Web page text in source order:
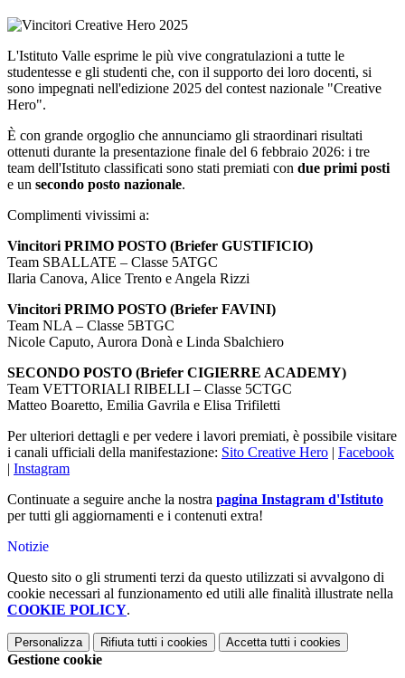
L'Istituto Valle esprime le più vive congratulazioni a tutte le
studentesse e gli studenti che, con il supporto dei loro docenti, si
sono impegnati nell'edizione 2025 del contest nazionale "Creative
Hero".
È con grande orgoglio che annunciamo gli straordinari risultati
ottenuti durante la presentazione finale del 6 febbraio 2026: i tre
team dell'Istituto classificati sono stati premiati con due primi posti
e un secondo posto nazionale.
Complimenti vivissimi a:
Vincitori PRIMO POSTO (Briefer GUSTIFICIO)
Team SBALLATE – Classe 5ATGC
Ilaria Canova, Alice Trento e Angela Rizzi
Vincitori PRIMO POSTO (Briefer FAVINI)
Team NLA – Classe 5BTGC
Nicole Caputo, Aurora Donà e Linda Sbalchiero
SECONDO POSTO (Briefer CIGIERRE ACADEMY)
Team VETTORIALI RIBELLI – Classe 5CTGC
Matteo Boaretto, Emilia Gavrila e Elisa Trifiletti
Per ulteriori dettagli e per vedere i lavori premiati, è possibile visitare
i canali ufficiali della manifestazione: Sito Creative Hero | Facebook
| Instagram
Continuate a seguire anche la nostra pagina Instagram d'Istituto
per tutti gli aggiornamenti e i contenuti extra!
Notizie
Questo sito o gli strumenti terzi da questo utilizzati si avvalgono di
cookie necessari al funzionamento ed utili alle finalità illustrate nella
COOKIE POLICY.
Personalizza Rifiuta tutti i cookies Accetta tutti i cookies
Gestione cookie